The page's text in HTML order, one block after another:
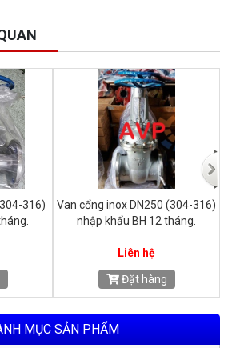
316)
Van cổng inox DN250 (304-316)
nhập khẩu BH 12 tháng.
Liên hệ
Đặt hàng
MỤC SẢN PHẨM